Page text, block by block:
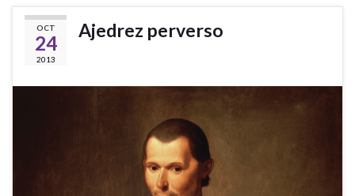
OCT
24
2013
Ajedrez perverso